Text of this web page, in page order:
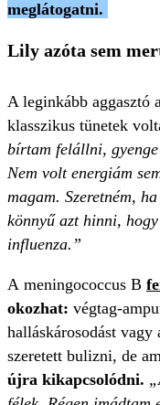
meglátogatni.
Lily azóta sem
A leginkább aggasztó
klasszikus tünetek
bírtam felállni, gyenge
Nem volt energiám
magam. Szeretném,
könnyű azt hinni,
influenza.”
A meningococcus B
okozhat: végtag-
halláskárosodást
szeretett bulizni, de
újra kikapcsolódni.